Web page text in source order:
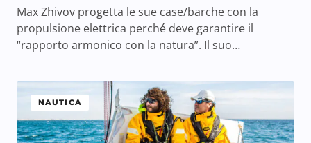
Max Zhivov progetta le sue case/barche con la
propulsione elettrica perché deve garantire il
“rapporto armonico con la natura”. Il suo…
NAUTICA